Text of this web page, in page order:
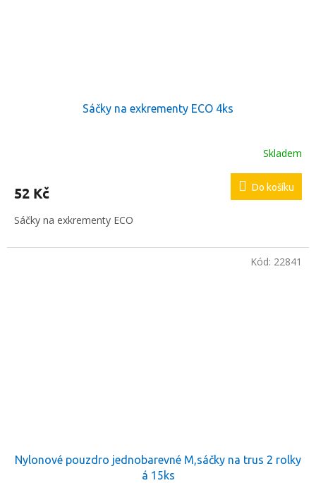
Sáčky na exkrementy ECO 4ks
Skladem
52 Kč Do košíku
Sáčky na exkrementy ECO
Nylonové pouzdro jednobarevné M,sáčky na trus 2 rolky
á 15ks
Kód: 22841